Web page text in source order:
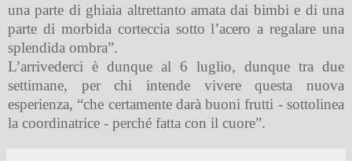
una parte di ghiaia altrettanto amata dai bimbi e di una
parte di morbida corteccia sotto l’acero a regalare una
splendida ombra”.
L’arrivederci è dunque al 6 luglio, dunque tra due
settimane, per chi intende vivere questa nuova
esperienza, “che certamente darà buoni frutti - sottolinea
la coordinatrice - perché fatta con il cuore”.